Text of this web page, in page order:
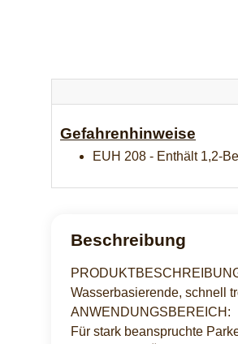
Gefahrenhinweise
EUH 208 - Enthält 1,2-
Beschreibung
Wasserbasierende, schnell
ANWENDUNGSBEREICH:
Für stark beanspruchte